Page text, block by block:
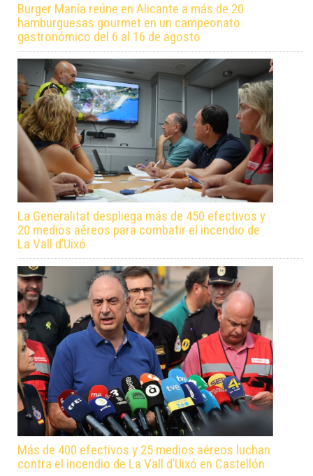
Burger Manía reúne en Alicante a más de 20
hamburguesas gourmet en un campeonato
gastronómico del 6 al 16 de agosto
La Generalitat despliega más de 450 efectivos y
20 medios aéreos para combatir el incendio de
La Vall d’Uixó
Más de 400 efectivos y 25 medios aéreos luchan
contra el incendio de La Vall d’Uixó en Castellón